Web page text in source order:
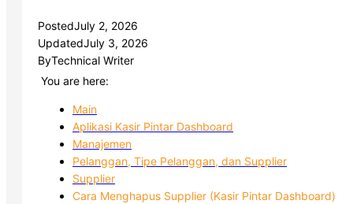
PostedJuly 2, 2026
UpdatedJuly 3, 2026
ByTechnical Writer
You are here:
Main
Aplikasi Kasir Pintar Dashboard
Manajemen
Pelanggan, Tipe Pelanggan, dan Supplier
Supplier
Cara Menghapus Supplier (Kasir Pintar Dashboard)